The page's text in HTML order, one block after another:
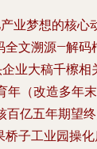
业梦想的核心
全文溯源—解码
业大稿千檫相
年（改造多年
百亿五年期望
子工业园操